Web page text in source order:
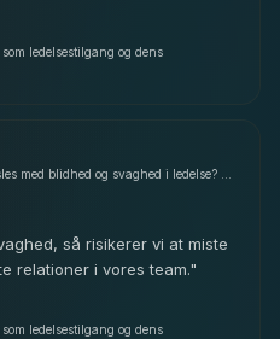
ledelsestilgang og dens
så risikerer vi at miste
relationer i vores team."
ledelsestilgang og dens